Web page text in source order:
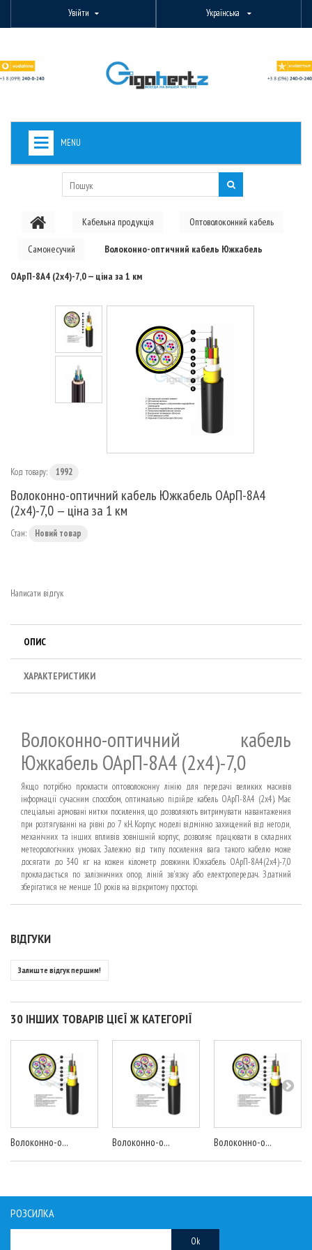
Увійти Українська
MENU
PON ОБЛАДНАННЯ
МАРШРУТИЗАТОРИ
Кабельна продукція Оптоволоконний кабель
Самонесучий Волоконно-оптичний кабель Южкабель
ОАрП-8А4 (2х4)-7,0 — ціна за 1 км
Код товару: 1992
Волоконно-оптичний кабель Южкабель ОАрП-8А4
(2х4)-7,0 — ціна за 1 км
Стан: Новий товар
Написати відгук
ОПИС
ХАРАКТЕРИСТИКИ
Волоконно-оптичний кабель
Южкабель ОАрП-8А4 (2х4)-7,0
Якщо потрібно прокласти оптоволоконну лінію для передачі великих масивів
інформації сучасним способом, оптимально підійде кабель ОАрП-8А4 (2х4). Має
спеціальні армовані нитки посилення, що дозволяють витримувати навантаження
при розтягуванні на рівні до 7 кН. Корпус моделі відмінно захищений від негоди,
механічних та інших впливів зовнішній корпус, дозволяє працювати в складних
метеорологічних умовах. Залежно від типу посилення вага такого кабелю може
досягати до 340 кг на кожен кілометр довжини. Южкабель ОАрП-8А4(2х4)-7,0
прокладається по залізничних опор, ліній зв'язку або електропередач. Здатний
зберігатися не менше 10 років на відкритому просторі.
ВІДГУКИ
Залиште відгук першим!
30 ІНШИХ ТОВАРІВ ЦІЄЇ Ж КАТЕГОРІЇ
Волоконно-о... Волоконно-о... Волоконно-о...
РОЗСИЛКА
Ok